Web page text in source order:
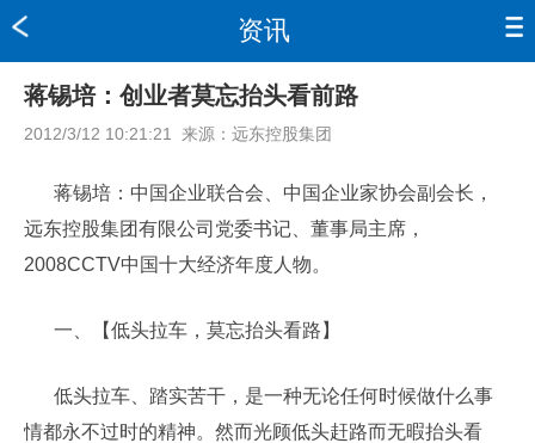
资讯
蒋锡培：创业者莫忘抬头看前路
2012/3/12 10:21:21 来源： 远东控股集团
蒋锡培：中国企业联合会、中国企业家协会副会长，
远东控股集团有限公司党委书记、董事局主席，
2008CCTV中国十大经济年度人物。
一、【低头拉车，莫忘抬头看路】
低头拉车、踏实苦干，是一种无论任何时候做什么事
情都永不过时的精神。然而光顾低头赶路而无暇抬头看